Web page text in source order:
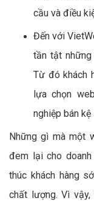
cầu và điều
Đến với
tần tật
Từ đó khách
lựa chọn
nghiệp bán kệ
Những gì mà một
đem lại cho
thúc khách hàng
chất lượng. Vì